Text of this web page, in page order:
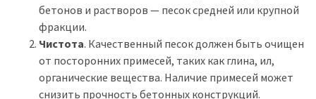
бетонов и растворов — песок средней или крупной
фракции.
Чистота. Качественный песок должен быть очищен
от посторонних примесей, таких как глина, ил,
органические вещества. Наличие примесей может
снизить прочность бетонных конструкций.